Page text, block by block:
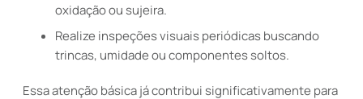
oxidação ou sujeira.
Realize inspeções visuais periódicas buscando
trincas, umidade ou componentes soltos.
Essa atenção básica já contribui significativamente para